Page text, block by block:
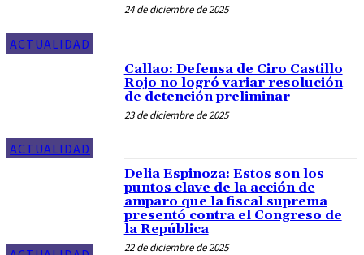
ACTUALIDAD
24 de diciembre de 2025
ACTUALIDAD
Callao: Defensa de Ciro Castillo
Rojo no logró variar resolución
de detención preliminar
23 de diciembre de 2025
Delia Espinoza: Estos son los
puntos clave de la acción de
amparo que la fiscal suprema
presentó contra el Congreso de
la República
22 de diciembre de 2025